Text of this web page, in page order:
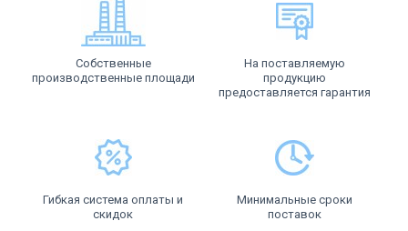
Собственные
производственные площади
На поставляемую
продукцию
предоставляется гарантия
Гибкая система оплаты и
скидок
Минимальные сроки
поставок